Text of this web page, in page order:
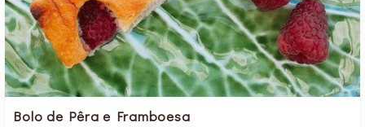
Bolo de Pêra e Framboesa